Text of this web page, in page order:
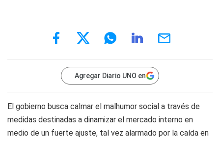
Agregar Diario UNO en
El gobierno busca calmar el malhumor social a través de
medidas destinadas a dinamizar el mercado interno en
medio de un fuerte ajuste, tal vez alarmado por la caída en